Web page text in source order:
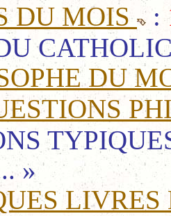
DU MOIS :
DU
»